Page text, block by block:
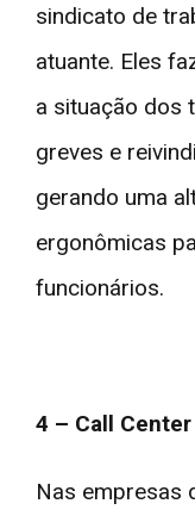
sindicato de
atuante. Eles
a situação dos
greves e
gerando uma
ergonômicas
funcionários.
4 – Call Center
Nas empresas